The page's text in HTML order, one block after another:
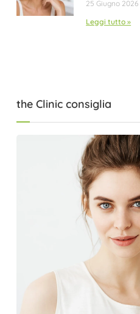
25 Giugno 2026
Leggi tutto »
the Clinic consiglia